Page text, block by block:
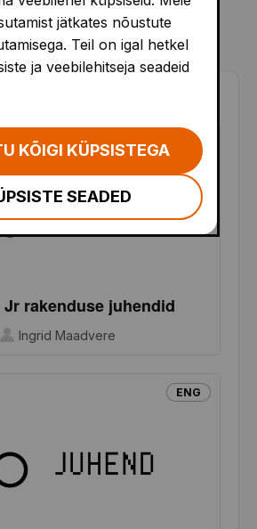
EST
rakenduse juhendid
Ingrid Maadvere
ENG
jätkates nõustute
Teil on igal hetkel
ja veebilehitseja seadeid
KÕIGI KÜPSISTEGA
SEADED